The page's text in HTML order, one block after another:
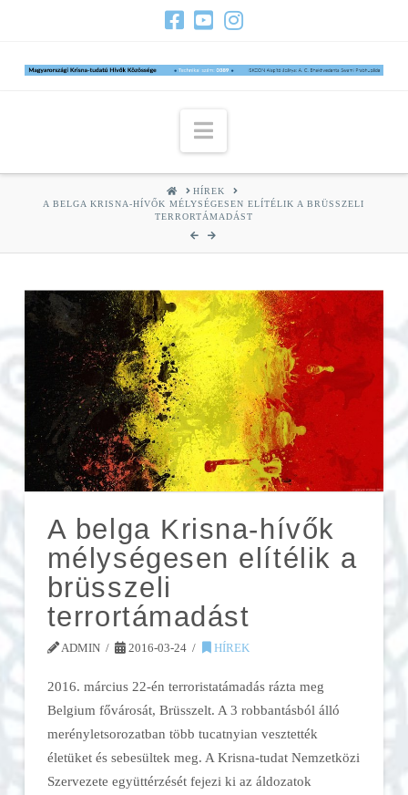
Navigation
HOMEHÍREK
A BELGA KRISNA-HÍVŐK MÉLYSÉGESEN ELÍTÉLIK A BRÜSSZELI
TERRORTÁMADÁST
A belga Krisna-hívők
mélységesen elítélik a
brüsszeli
terrortámadást
ADMIN 2016-03-24 HÍREK
2016. március 22-én terroristatámadás rázta meg
Belgium fővárosát, Brüsszelt. A 3 robbantásból álló
merényletsorozatban több tucatnyian vesztették
életüket és sebesültek meg. A Krisna-tudat Nemzetközi
Szervezete együttérzését fejezi ki az áldozatok